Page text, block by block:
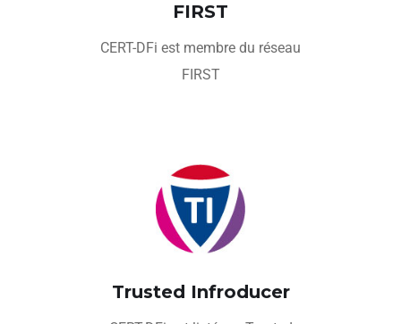
FIRST
CERT-DFi est membre du réseau
FIRST
Trusted Infroducer